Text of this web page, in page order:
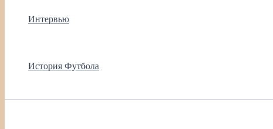
Интервью
История Футбола